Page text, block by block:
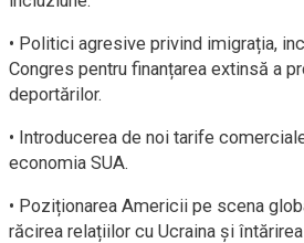
• Politici agresive privind imigrația,
Congres pentru finanțarea extinsă a
deportărilor.
• Introducerea de noi tarife
economia SUA.
• Poziționarea Americii pe scena
răcirea relațiilor cu Ucraina și